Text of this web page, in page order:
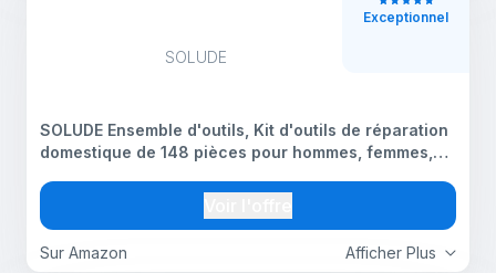
SOLUDE
Afficher Plus
Sur Amazon
SOLUDE Ensemble d'outils, Kit d'outils de réparation
domestique de 148 pièces pour hommes, femmes,
base pour ménage avec étui pour l'entretien de la
Exceptionnel